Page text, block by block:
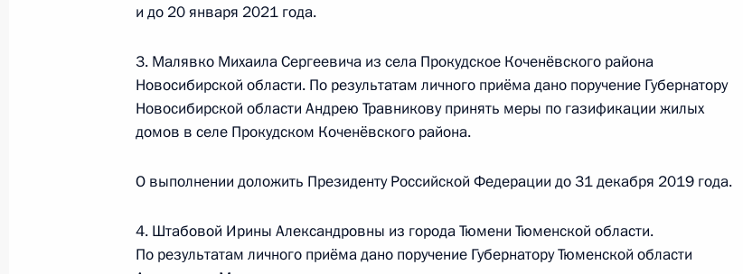
О ходе исполнения поручения, данного по итогам личного приёма в режиме видео-
Президента Российской Федерации начальником Экспертного управления
Президента Российской Федерации Владимиром Симоненко в Приёмной
Президента Российской Федерации по приёму граждан в Москве 12 июля
2018 года
О ходе исполнения поручения, данного по итогам личного приёма в режиме видео-
и до 20 января 2021 года.
3. Малявко Михаила Сергеевича из села Прокудское Коченёвского района
Новосибирской области. По результатам личного приёма дано поручение Губернатору
Новосибирской области Андрею Травникову принять меры по газификации жилых
домов в селе Прокудском Коченёвского района.
О выполнении доложить Президенту Российской Федерации до 31 декабря 2019 года.
4. Штабовой Ирины Александровны из города Тюмени Тюменской области.
По результатам личного приёма дано поручение Губернатору Тюменской области